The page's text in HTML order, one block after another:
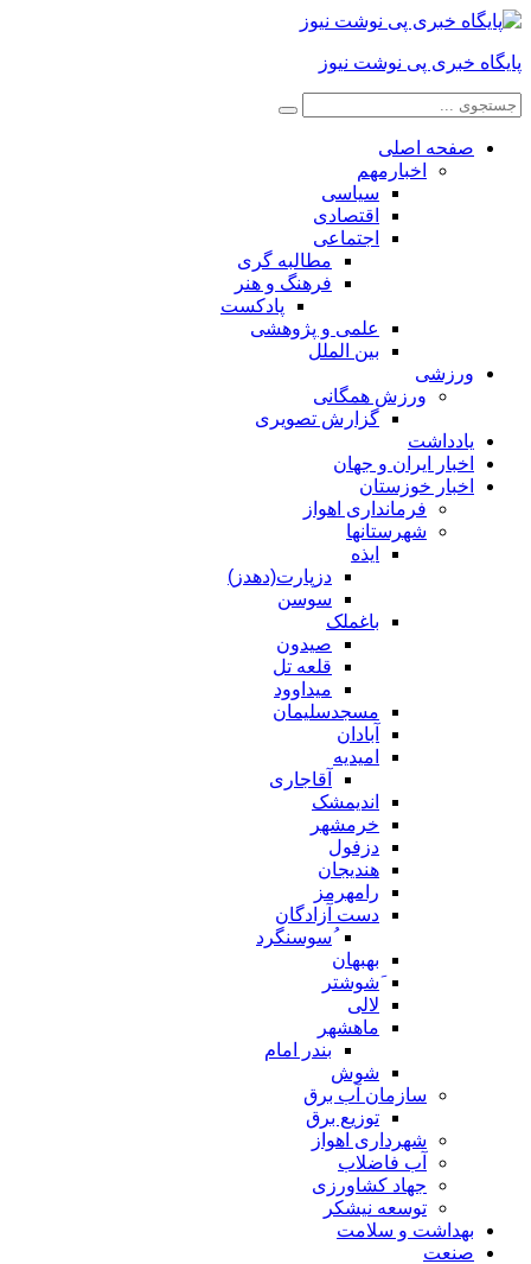
پایگاه خبری پی نوشت نیوز
صفحه اصلی
اخبارمهم
سیاسی
اقتصادی
اجتماعی
مطالبه گری
فرهنگ و هنر
پادکست
علمی و پژوهشی
بین الملل
ورزشی
ورزش همگانی
گزارش تصویری
یادداشت
اخبار ایران و جهان
اخبار خوزستان
فرمانداری اهواز
شهرستانها
ایذه
دزپارت(دهدز)
سوسن
باغملک
صیدون
قلعه تل
میداوود
مسجدسلیمان
آبادان
امیدیه
آقاجاری
اندیمشک
خرمشهر
دزفول
هندیجان
رامهرمز
دست آزادگان
ُسوسنگرد
بهبهان
َشوشتر
لالی
ماهشهر
بندر امام
شوش
سازمان آب برق
توزیع برق
شهرداری اهواز
آب فاضلاب
جهاد کشاورزی
توسعه نیشکر
بهداشت و سلامت
صنعت